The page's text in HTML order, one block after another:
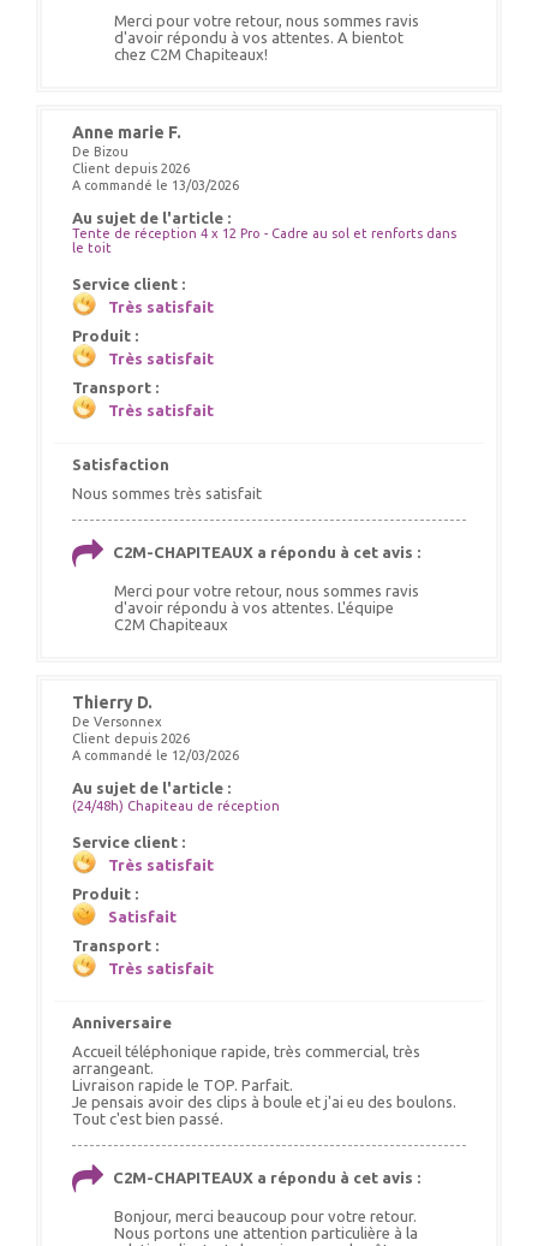
Merci pour votre retour, nous sommes ravis
d'avoir répondu à vos attentes. A bientot
chez C2M Chapiteaux!
Anne marie F.
De Bizou
Client depuis 2026
A commandé le 13/03/2026
Au sujet de l'article :
Tente de réception 4 x 12 Pro - Cadre au sol et renforts dans
le toit
Service client :
Très satisfait
Produit :
Très satisfait
Transport :
Très satisfait
Satisfaction
Nous sommes très satisfait
C2M-CHAPITEAUX a répondu à cet avis :
Merci pour votre retour, nous sommes ravis
d'avoir répondu à vos attentes. L'équipe
C2M Chapiteaux
Thierry D.
De Versonnex
Client depuis 2026
A commandé le 12/03/2026
Au sujet de l'article :
(24/48h) Chapiteau de réception
Service client :
Très satisfait
Produit :
Satisfait
Transport :
Très satisfait
Anniversaire
Accueil téléphonique rapide, très commercial, très
arrangeant.
Livraison rapide le TOP. Parfait.
Je pensais avoir des clips à boule et j'ai eu des boulons.
Tout c'est bien passé.
C2M-CHAPITEAUX a répondu à cet avis :
Bonjour, merci beaucoup pour votre retour.
Nous portons une attention particulière à la